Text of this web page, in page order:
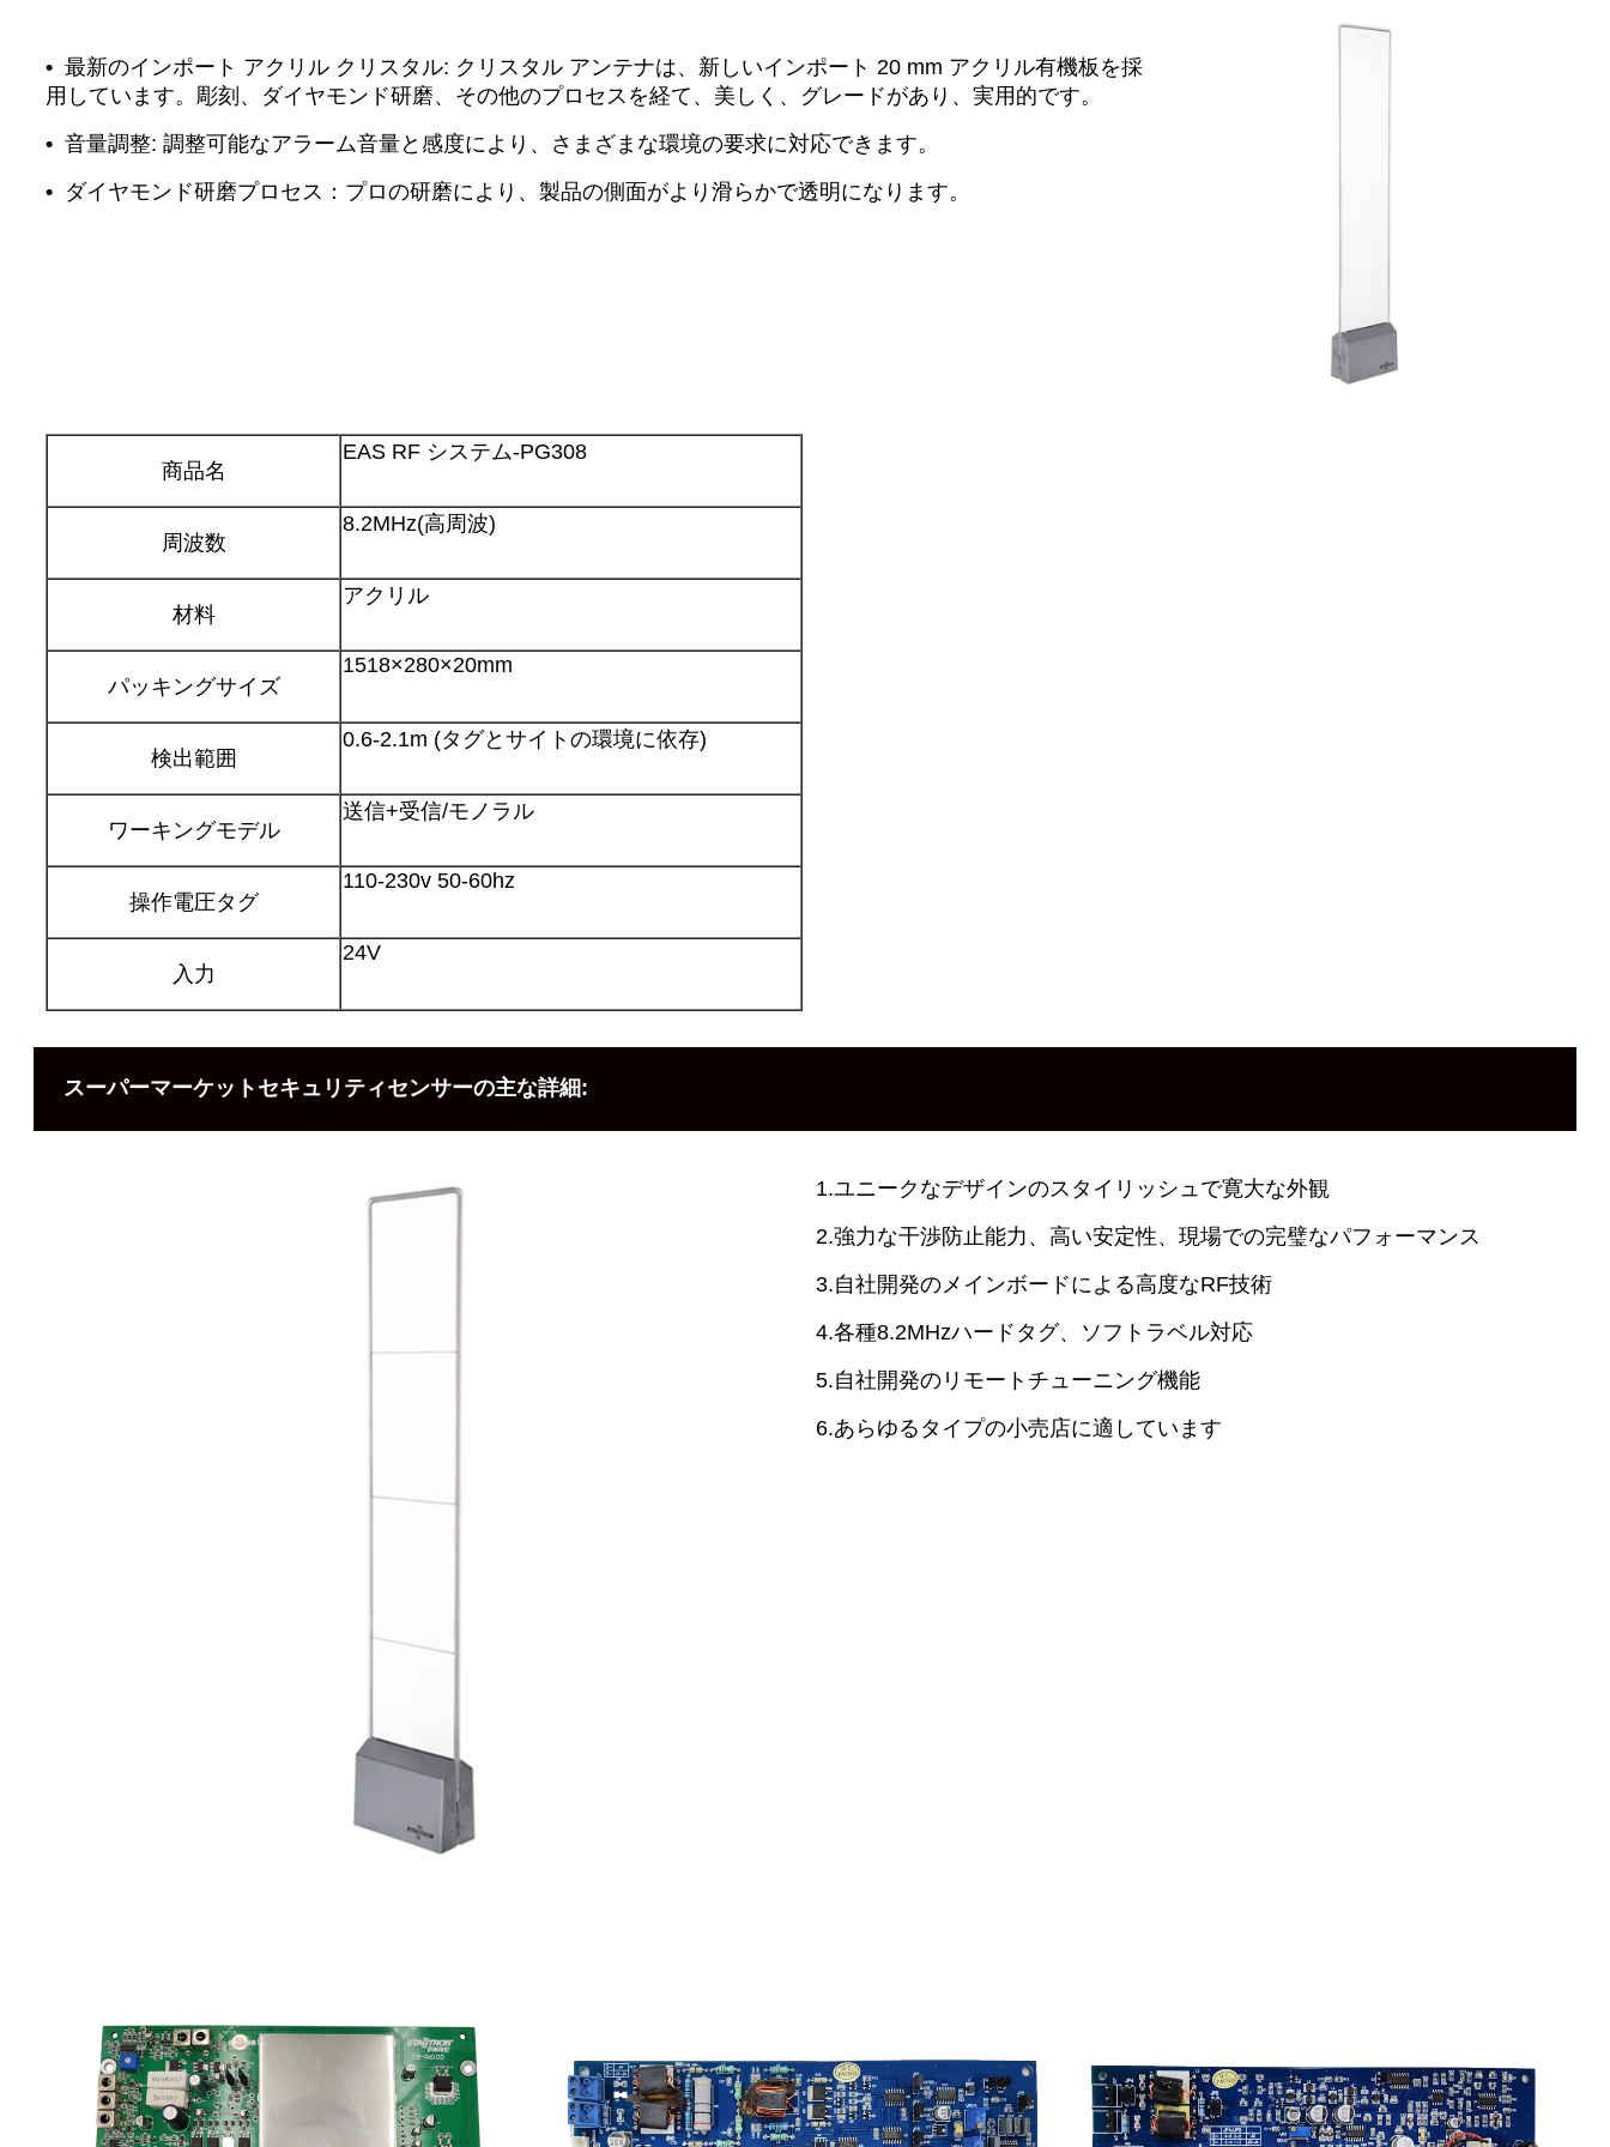
• 最新のインポート アクリル クリスタル: クリスタル アンテナは、新しいインポート 20 mm アクリル有機板を採
用しています。彫刻、ダイヤモンド研磨、その他のプロセスを経て、美しく、グレードがあり、実用的です。
• 音量調整: 調整可能なアラーム音量と感度により、さまざまな環境の要求に対応できます。
• ダイヤモンド研磨プロセス：プロの研磨により、製品の側面がより滑らかで透明になります。
商品名
EAS RF システム-PG308
周波数
8.2MHz(高周波)
材料
アクリル
パッキングサイズ
1518×280×20mm
検出範囲
0.6-2.1m (タグとサイトの環境に依存)
ワーキングモデル
送信+受信/モノラル
操作電圧タグ
110-230v 50-60hz
入力
24V
スーパーマーケットセキュリティセンサーの主な詳細:
1.ユニークなデザインのスタイリッシュで寛大な外観
2.強力な干渉防止能力、高い安定性、現場での完璧なパフォーマンス
3.自社開発のメインボードによる高度なRF技術
4.各種8.2MHzハードタグ、ソフトラベル対応
5.自社開発のリモートチューニング機能
6.あらゆるタイプの小売店に適しています